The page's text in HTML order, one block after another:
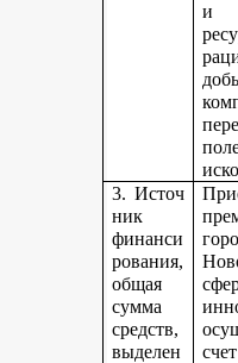
и
3. Источ
ник
финанси
рования,
общая
сумма
средств,
выделен